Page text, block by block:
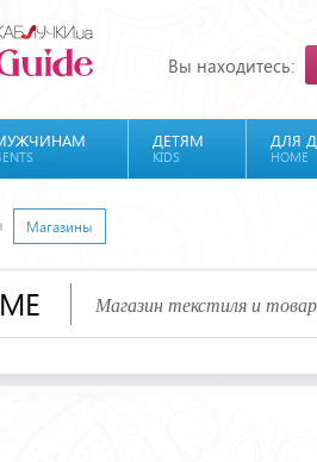
Вы находитесь:
ДЕТЯМ
KIDS
ДЛЯ
HOME
Магазины
Магазин текстиля и